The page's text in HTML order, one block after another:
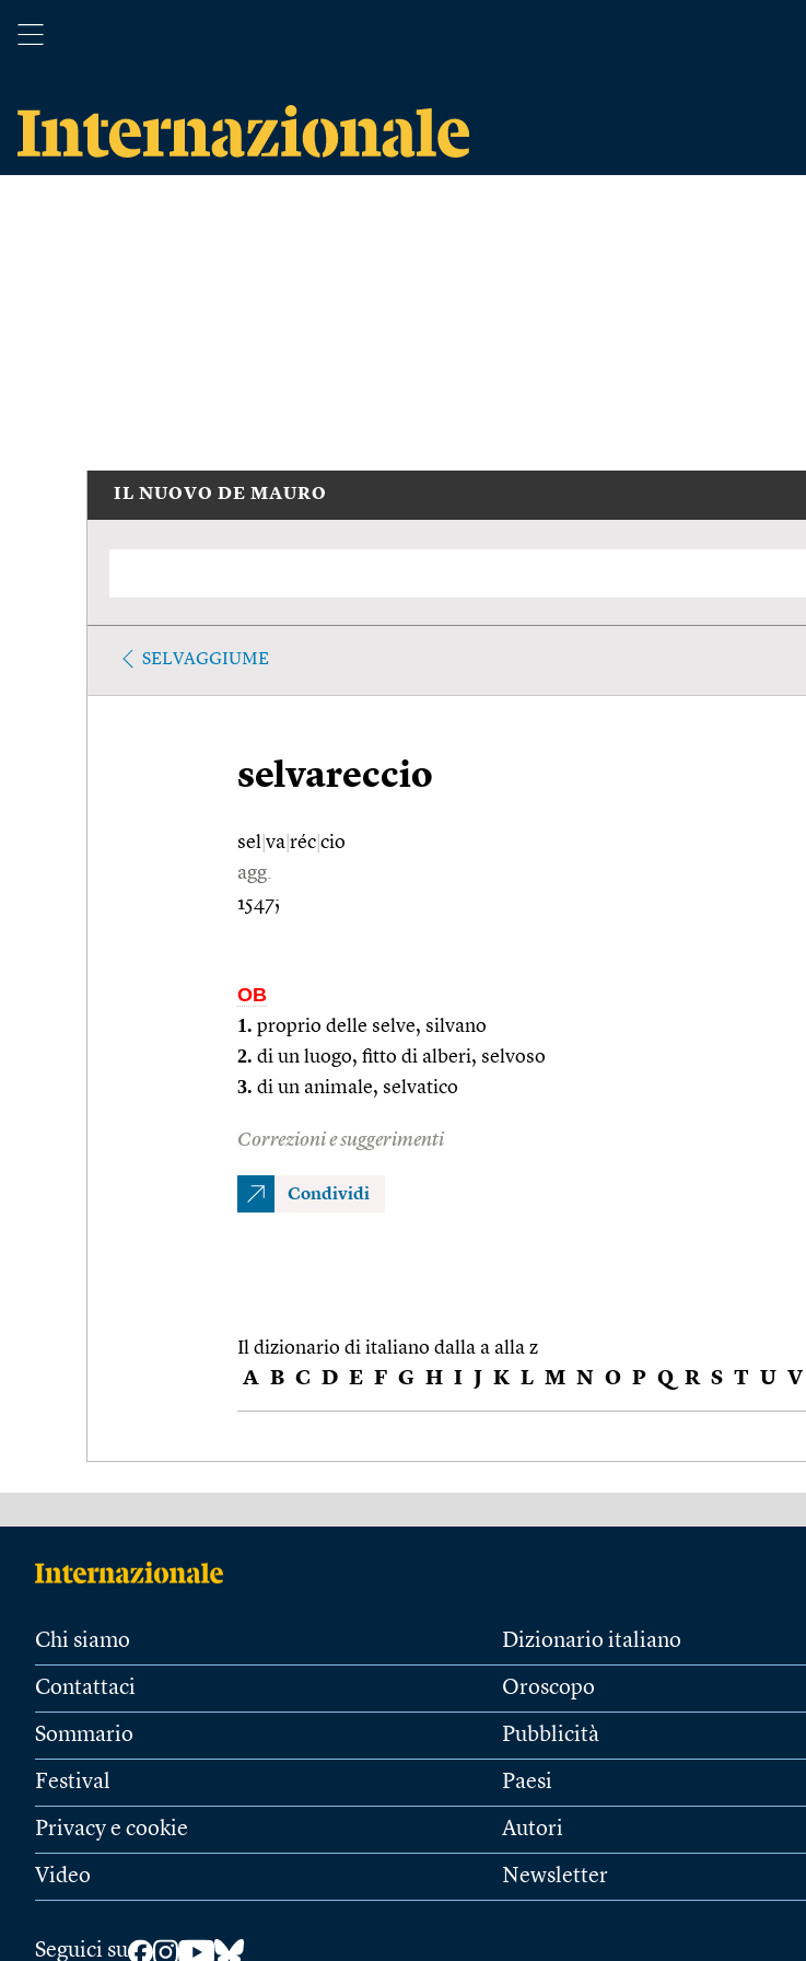
IL NUOVO DE MAURO
SELVAGGIUME
selvareccio
sel va réc cio
agg.
1547;
OB
1. proprio delle selve, silvano
2. di un luogo, fitto di alberi, selvoso
3. di un animale, selvatico
Correzioni e suggerimenti
Condividi
Il dizionario di italiano dalla a alla z
A B C D E F G H I J K L M N O P Q R S T U V
Chi siamo
Contattaci
Sommario
Festival
Privacy e cookie
Video
Dizionario italiano
Oroscopo
Pubblicità
Paesi
Autori
Newsletter
Seguici su